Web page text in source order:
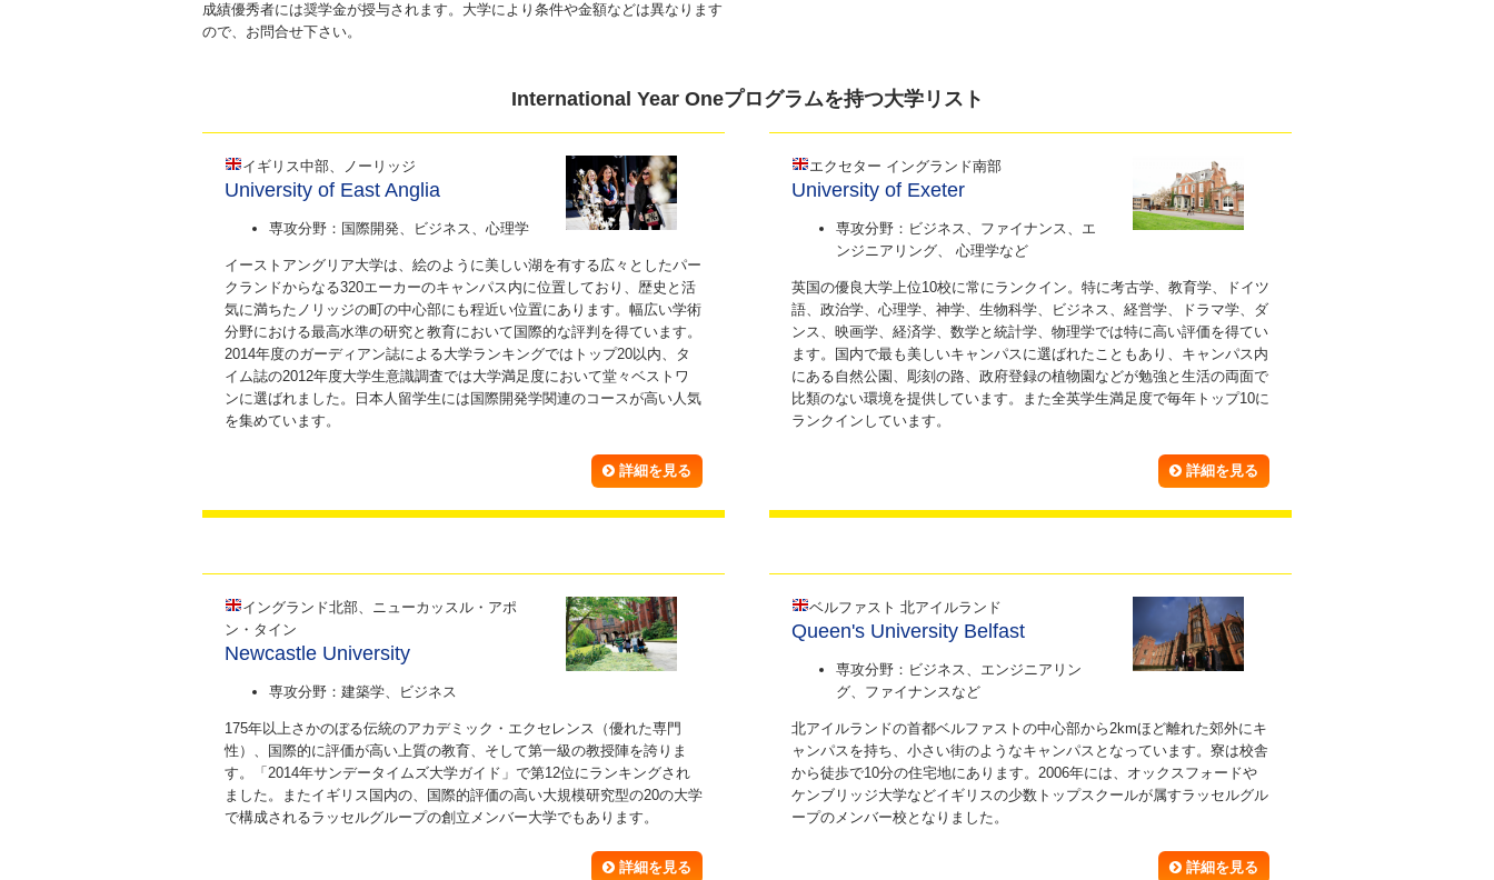
成績優秀者には奨学金が授与されます。大学により条件や金額などは異なります
ので、お問合せ下さい。
International Year Oneプログラムを持つ大学リスト
イギリス中部、ノーリッジ
University of East Anglia
専攻分野：国際開発、ビジネス、心理学
イーストアングリア大学は、絵のように美しい湖を有する広々としたパー
クランドからなる320エーカーのキャンパス内に位置しており、歴史と活
気に満ちたノリッジの町の中心部にも程近い位置にあります。幅広い学術
分野における最高水準の研究と教育において国際的な評判を得ています。
2014年度のガーディアン誌による大学ランキングではトップ20以内、タ
イム誌の2012年度大学生意識調査では大学満足度において堂々ベストワ
ンに選ばれました。日本人留学生には国際開発学関連のコースが高い人気
を集めています。
詳細を見る
エクセター イングランド南部
University of Exeter
専攻分野：ビジネス、ファイナンス、エ
ンジニアリング、 心理学など
英国の優良大学上位10校に常にランクイン。特に考古学、教育学、ドイツ
語、政治学、心理学、神学、生物科学、ビジネス、経営学、ドラマ学、ダ
ンス、映画学、経済学、数学と統計学、物理学では特に高い評価を得てい
ます。国内で最も美しいキャンパスに選ばれたこともあり、キャンパス内
にある自然公園、彫刻の路、政府登録の植物園などが勉強と生活の両面で
比類のない環境を提供しています。また全英学生満足度で毎年トップ10に
ランクインしています。
詳細を見る
イングランド北部、ニューカッスル・アポ
ン・タイン
Newcastle University
専攻分野：建築学、ビジネス
175年以上さかのぼる伝統のアカデミック・エクセレンス（優れた専門
性）、国際的に評価が高い上質の教育、そして第一級の教授陣を誇りま
す。「2014年サンデータイムズ大学ガイド」で第12位にランキングされ
ました。またイギリス国内の、国際的評価の高い大規模研究型の20の大学
で構成されるラッセルグループの創立メンバー大学でもあります。
詳細を見る
ベルファスト 北アイルランド
Queen's University Belfast
専攻分野：ビジネス、エンジニアリン
グ、ファイナンスなど
北アイルランドの首都ベルファストの中心部から2kmほど離れた郊外にキ
ャンパスを持ち、小さい街のようなキャンパスとなっています。寮は校舎
から徒歩で10分の住宅地にあります。2006年には、オックスフォードや
ケンブリッジ大学などイギリスの少数トップスクールが属すラッセルグル
ープのメンバー校となりました。
詳細を見る